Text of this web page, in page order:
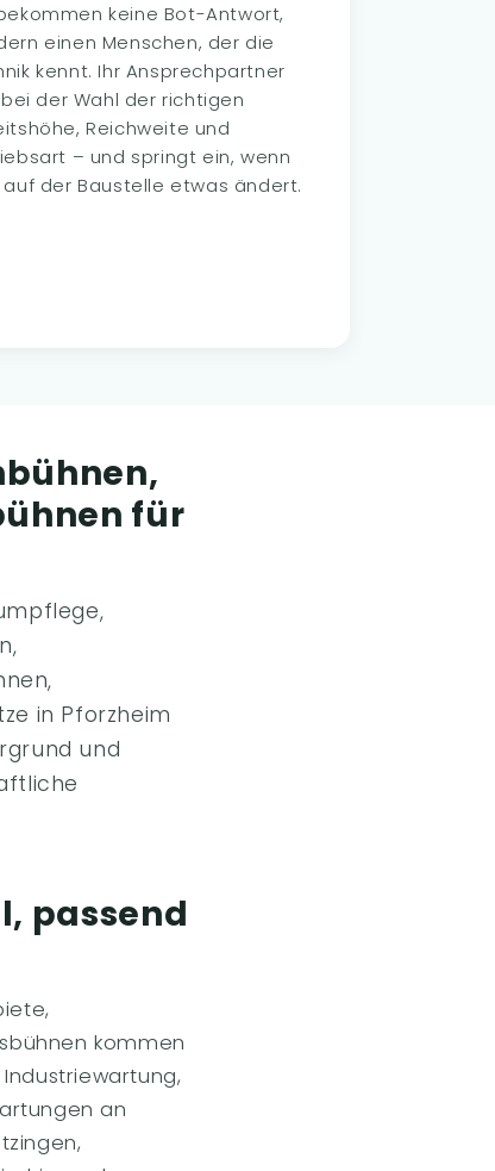
keine Bot-Antwort,
einen Menschen, der die
kennt. Ihr Ansprechpartner
der Wahl der richtigen
Reichweite und
– und springt ein, wenn
auf der Baustelle etwas ändert.
für
in Pforzheim
und
passend
kommen
an